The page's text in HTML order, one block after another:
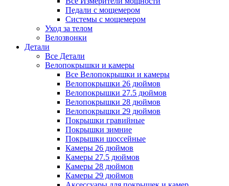
Педали с мощемером
Системы с мощемером
Уход за телом
Велозвонки
Детали
Все Детали
Велопокрышки и камеры
Все Велопокрышки и камеры
Велопокрышки 26 дюймов
Велопокрышки 27.5 дюймов
Велопокрышки 28 дюймов
Велопокрышки 29 дюймов
Покрышки гравийные
Покрышки зимние
Покрышки шоссейные
Камеры 26 дюймов
Камеры 27.5 дюймов
Камеры 28 дюймов
Камеры 29 дюймов